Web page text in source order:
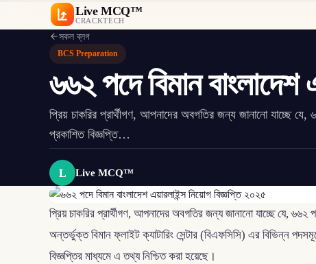
Live MCQ™
CRACKTECH
সকল ব্লগ
BCS Preparation
৬৬২ পদে বিমান
প্রিয় চাকরির প্রার্থীগণ, আপনাদের অবগতির জন্য জানানো যাচ্ছে যে,
প্রকাশিত বিজ্ঞপ্তি…
L Live MCQ™
প্রিয় চাকরির প্রার্থীগণ, আপনাদের অবগতির জন্য জানানো যাচ্ছে যে, ৬৬২
অন্তর্ভুক্ত বিমান ফ্লাইট ক্যাটারিং সেন্টার (বিএফসিসি) এর বিভিন্ন
বিজ্ঞপ্তির মাধ্যমে এ তথ্য নিশ্চিত করা হয়েছে।